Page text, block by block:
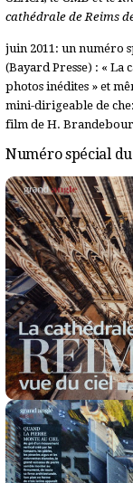
cathédrale de Reims
juin 2011: un numéro
(Bayard Presse) : « La
photos inédites » et
mini-dirigeable de
film de H.
Numéro spécial